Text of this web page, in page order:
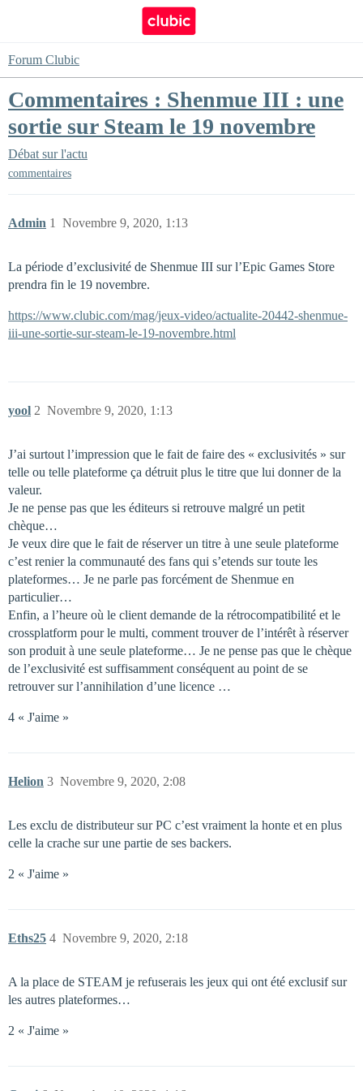
Forum Clubic
Commentaires : Shenmue III : une
sortie sur Steam le 19 novembre
Débat sur l'actu
commentaires
Admin Novembre 9, 2020, 1:13
1
La période d’exclusivité de Shenmue III sur l’Epic Games Store
prendra fin le 19 novembre.
https://www.clubic.com/mag/jeux-video/actualite-20442-shenmue-
iii-une-sortie-sur-steam-le-19-novembre.html
yool Novembre 9, 2020, 1:13
2
J’ai surtout l’impression que le fait de faire des « exclusivités » sur
telle ou telle plateforme ça détruit plus le titre que lui donner de la
valeur.
Je ne pense pas que les éditeurs si retrouve malgré un petit
chèque…
Je veux dire que le fait de réserver un titre à une seule plateforme
c’est renier la communauté des fans qui s’etends sur toute les
plateformes… Je ne parle pas forcément de Shenmue en
particulier…
Enfin, a l’heure où le client demande de la rétrocompatibilité et le
crossplatform pour le multi, comment trouver de l’intérêt à réserver
son produit à une seule plateforme… Je ne pense pas que le chèque
de l’exclusivité est suffisamment conséquent au point de se
retrouver sur l’annihilation d’une licence …
4 « J'aime »
Helion Novembre 9, 2020, 2:08
3
Les exclu de distributeur sur PC c’est vraiment la honte et en plus
celle la crache sur une partie de ses backers.
2 « J'aime »
Eths25 Novembre 9, 2020, 2:18
4
A la place de STEAM je refuserais les jeux qui ont été exclusif sur
les autres plateformes…
2 « J'aime »